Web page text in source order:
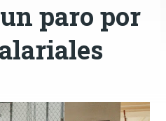
paro por